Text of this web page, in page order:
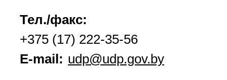
Тел./факс:
+375 (17) 222-35-56
E-mail: udp@udp.gov.by